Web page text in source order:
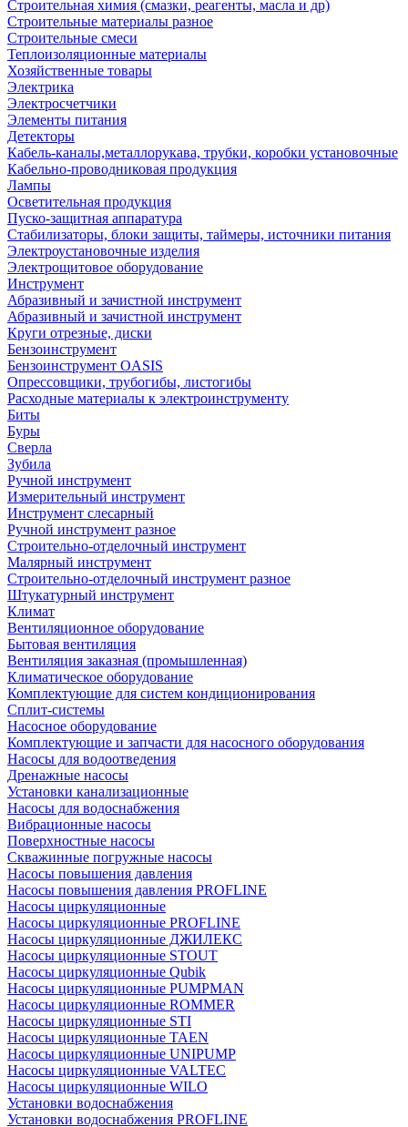
Строительная химия (смазки, реагенты, масла и др)
Строительные материалы разное
Строительные смеси
Теплоизоляционные материалы
Хозяйственные товары
Электрика
Электросчетчики
Элементы питания
Детекторы
Кабель-каналы,металлорукава, трубки, коробки установочные
Кабельно-проводниковая продукция
Лампы
Осветительная продукция
Пуско-защитная аппаратура
Стабилизаторы, блоки защиты, таймеры, источники питания
Электроустановочные изделия
Электрощитовое оборудование
Инструмент
Абразивный и зачистной инструмент
Абразивный и зачистной инструмент
Круги отрезные, диски
Бензоинструмент
Бензоинструмент OASIS
Опрессовщики, трубогибы, листогибы
Расходные материалы к электроинструменту
Биты
Буры
Сверла
Зубила
Ручной инструмент
Измерительный инструмент
Инструмент слесарный
Ручной инструмент разное
Строительно-отделочный инструмент
Малярный инструмент
Строительно-отделочный инструмент разное
Штукатурный инструмент
Климат
Вентиляционное оборудование
Бытовая вентиляция
Вентиляция заказная (промышленная)
Климатическое оборудование
Комплектующие для систем кондиционирования
Сплит-системы
Насосное оборудование
Комплектующие и запчасти для насосного оборудования
Насосы для водоотведения
Дренажные насосы
Установки канализационные
Насосы для водоснабжения
Вибрационные насосы
Поверхностные насосы
Скважинные погружные насосы
Насосы повышения давления
Насосы повышения давления PROFLINE
Насосы циркуляционные
Насосы циркуляционные PROFLINE
Насосы циркуляционные ДЖИЛЕКС
Насосы циркуляционные STOUT
Насосы циркуляционные Qubik
Насосы циркуляционные PUMPMAN
Насосы циркуляционные ROMMER
Насосы циркуляционные STI
Насосы циркуляционные TAEN
Насосы циркуляционные UNIPUMP
Насосы циркуляционные VALTEC
Насосы циркуляционные WILO
Установки водоснабжения
Установки водоснабжения PROFLINE